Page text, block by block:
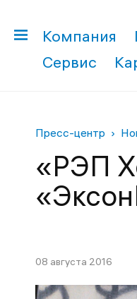
Компания
Сервис
Пресс-центр
«РЭП
08 августа 2016